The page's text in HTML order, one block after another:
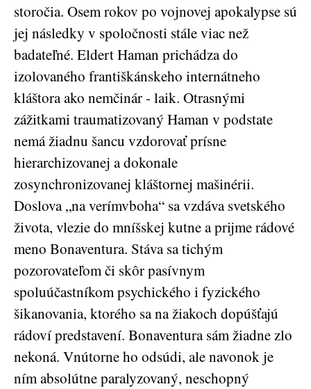
storočia. Osem rokov po vojnovej apokalypse sú
jej následky v spoločnosti stále viac než
badateľné. Eldert Haman prichádza do
izolovaného františkánskeho internátneho
kláštora ako nemčinár - laik. Otrasnými
zážitkami traumatizovaný Haman v podstate
nemá žiadnu šancu vzdorovať prísne
hierarchizovanej a dokonale
zosynchronizovanej kláštornej mašinérii.
Doslova „na verímvboha“ sa vzdáva svetského
života, vlezie do mníšskej kutne a prijme rádové
meno Bonaventura. Stáva sa tichým
pozorovateľom či skôr pasívnym
spoluúčastníkom psychického i fyzického
šikanovania, ktorého sa na žiakoch dopúšťajú
rádoví predstavení. Bonaventura sám žiadne zlo
nekoná. Vnútorne ho odsúdi, ale navonok je
ním absolútne paralyzovaný, neschopný